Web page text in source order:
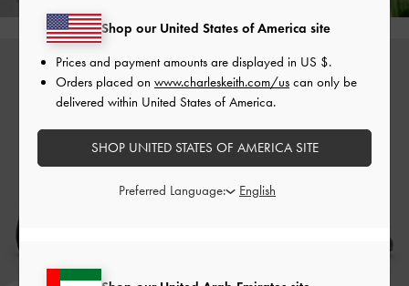
Shop our United States of America site
Prices and payment amounts are displayed in US $.
Orders placed on www.charleskeith.com/us can only be
delivered within United States of America.
SHOP UNITED STATES OF AMERICA SITE
Preferred Language: